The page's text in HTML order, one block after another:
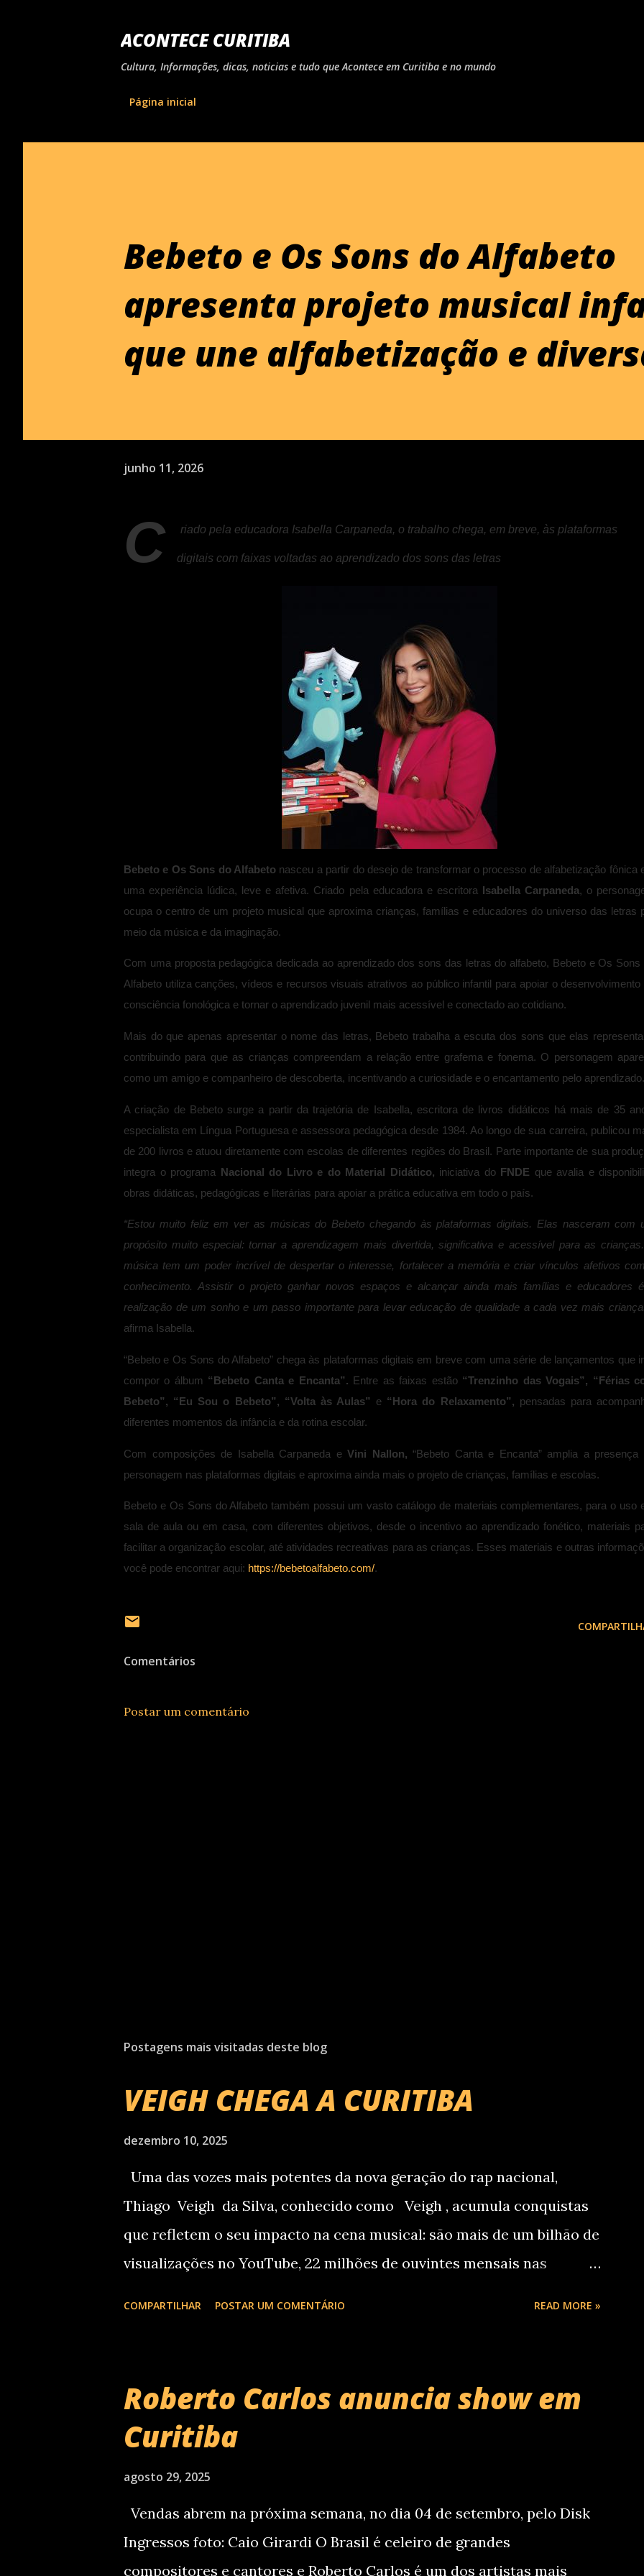
ACONTECE CURITIBA
Cultura, Informações, dicas, noticias e tudo que Acontece em Curitiba e no mundo
Página inicial
Bebeto e Os Sons do Alfabeto
apresenta projeto musical
que une alfabetização e
junho 11, 2026
C riado pela educadora Isabella Carpaneda, o trabalho chega, em breve, às plataformas
digitais com faixas voltadas ao aprendizado dos sons das letras
Bebeto e Os Sons do Alfabeto nasceu a partir do desejo de transformar o processo de alfabetização fônica
uma experiência lúdica, leve e afetiva. Criado pela educadora e escritora
Isabella Carpaneda, o
ocupa o centro de um projeto musical que aproxima crianças, famílias e educadores do universo das letras
meio da música e da imaginação.
Com uma proposta pedagógica dedicada ao aprendizado dos sons das letras do alfabeto, Bebeto e Os Sons
Alfabeto utiliza canções, vídeos e recursos visuais atrativos ao público infantil para apoiar o desenvolvimento
consciência fonológica e tornar o aprendizado juvenil mais acessível e conectado ao cotidiano.
Mais do que apenas apresentar o nome das letras, Bebeto trabalha a escuta dos sons que elas
contribuindo para que as crianças compreendam a relação entre grafema e fonema. O personagem
como um amigo e companheiro de descoberta, incentivando a curiosidade e o encantamento pelo aprendizado.
A criação de Bebeto surge a partir da trajetória de Isabella, escritora de livros didáticos há mais de 35
especialista em Língua Portuguesa e assessora pedagógica desde 1984. Ao longo de sua carreira, publicou
de 200 livros e atuou diretamente com escolas de diferentes regiões do Brasil. Parte importante de sua
integra o programa
Nacional do Livro e do Material Didático, iniciativa do FNDE que avalia e
obras didáticas, pedagógicas e literárias para apoiar a prática educativa em todo o país.
“Estou muito feliz em ver as músicas do Bebeto chegando às plataformas digitais. Elas nasceram com
propósito muito especial: tornar a aprendizagem mais divertida, significativa e acessível para as
música tem um poder incrível de despertar o interesse, fortalecer a memória e criar vínculos afetivos
conhecimento. Assistir o projeto ganhar novos espaços e alcançar ainda mais famílias e educadores
realização de um sonho e um passo importante para levar educação de qualidade a cada vez mais
afirma Isabella.
“Bebeto e Os Sons do Alfabeto” chega às plataformas digitais em breve com uma série de lançamentos que
compor o álbum “Bebeto Canta e Encanta”. Entre as faixas estão “Trenzinho das Vogais”, “Férias
Bebeto”, “Eu Sou o Bebeto”, “Volta às Aulas” e “Hora do Relaxamento”, pensadas para
diferentes momentos da infância e da rotina escolar.
Com composições de Isabella Carpaneda eVini Nallon, “Bebeto Canta e Encanta” amplia a presença
personagem nas plataformas digitais e aproxima ainda mais o projeto de crianças, famílias e escolas.
Bebeto e Os Sons do Alfabeto também possui um vasto catálogo de materiais complementares, para o uso
sala de aula ou em casa, com diferentes objetivos, desde o incentivo ao aprendizado fonético, materiais
facilitar a organização escolar, até atividades recreativas para as crianças. Esses materiais e outras
você pode encontrar aqui: https://bebetoalfabeto.com/.
Comentários
Postar um comentário
Postagens mais visitadas deste blog
VEIGH CHEGA A CURITIBA
dezembro 10, 2025
Uma das vozes mais potentes da nova geração do rap nacional,
Thiago Veigh da Silva, conhecido como Veigh , acumula conquistas
que refletem o seu impacto na cena musical: são mais de um bilhão de
visualizações no YouTube, 22 milhões de ouvintes mensais nas
Spotify e contabilizou 10 milhões de plays em menos de 24 horas
após o lançamento. Com uma estética mais madura, o álbum marca
Com realização da 30e , Supernova Ent e Prime , a escala em
Curitiba aco...
COMPARTILHAR POSTAR UM COMENTÁRIO READ MORE »
Roberto Carlos anuncia show em
Curitiba
agosto 29, 2025
Vendas abrem na próxima semana, no dia 04 de setembro, pelo Disk
Ingressos foto: Caio Girardi O Brasil é celeiro de grandes
compositores e cantores e Roberto Carlos é um dos artistas mais